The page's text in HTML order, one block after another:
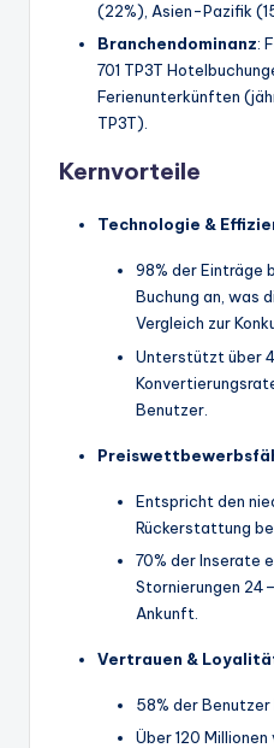
(22%), Asien-Pazifik
Branchendominanz:
701 TP3T
Ferienunterkünften
TP3T).
Kernvorteile
Technologie &
98% der Einträge
Buchung an, was
Vergleich zur
Unterstützt über
Benutzer.
Entspricht den
Rückerstattung
70% der Inserate
Stornierungen
Ankunft.
Vertrauen &
58% der Benutzer
Über 120